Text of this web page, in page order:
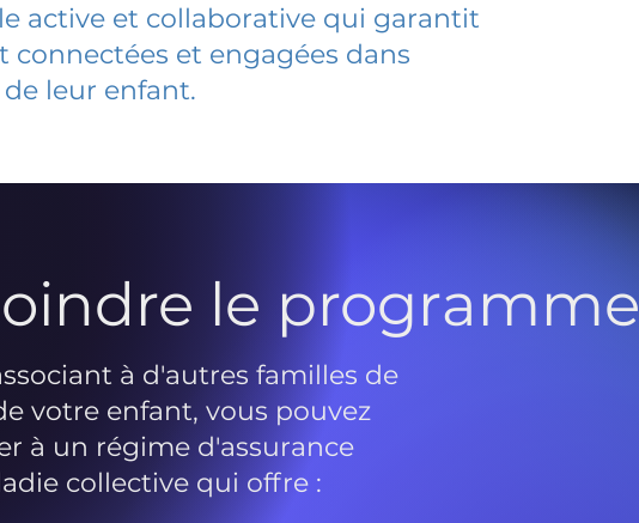
active et collaborative qui garantit
connectées et engagées dans
leur enfant.
le programme
à d'autres familles de
votre enfant, vous pouvez
à un régime d'assurance
collective qui offre :